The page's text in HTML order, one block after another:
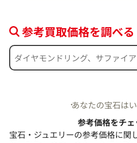
参考買取価格を調べる
あなたの宝石は
参考価格をチェ
宝石・ジュエリーの参考価格に関